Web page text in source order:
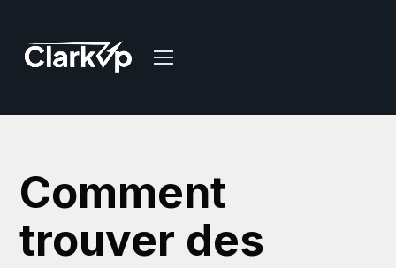
Comment
trouver des